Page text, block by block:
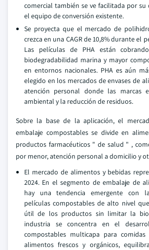
comercial también se ve facilitada por
el equipo de conversión existente.
Se proyecta que el mercado de
crezca en una CAGR de 10,8% durante el
Las películas de PHA están
biodegradabilidad marina y mayor
en entornos nacionales. PHA es aún
elegido en los mercados de envases de
atención personal donde las marcas
ambiental y la reducción de residuos.
Sobre la base de la aplicación, el
embalaje compostables se divide en
productos farmacéuticos " de salud " ,
por menor, atención personal a domicilio y
El mercado de alimentos y bebidas
2024. En el segmento de embalaje de
hay una tendencia emergente con
películas compostables de alto nivel
útil de los productos sin limitar la
industria se concentra en el
compostables multicapa para
alimentos frescos y orgánicos,